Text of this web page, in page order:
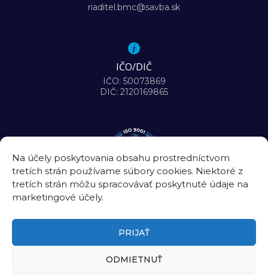
Na účely poskytovania obsahu prostredníctvom
tretích strán používame súbory cookies. Niektoré z
tretích strán môžu spracovávať poskytnuté údaje na
marketingové účely.
PRIJAŤ
ODMIETNUŤ
riaditel.bmc@savba.sk
IČO/DIČ
IČO: 50073869
DIČ: 2120169865